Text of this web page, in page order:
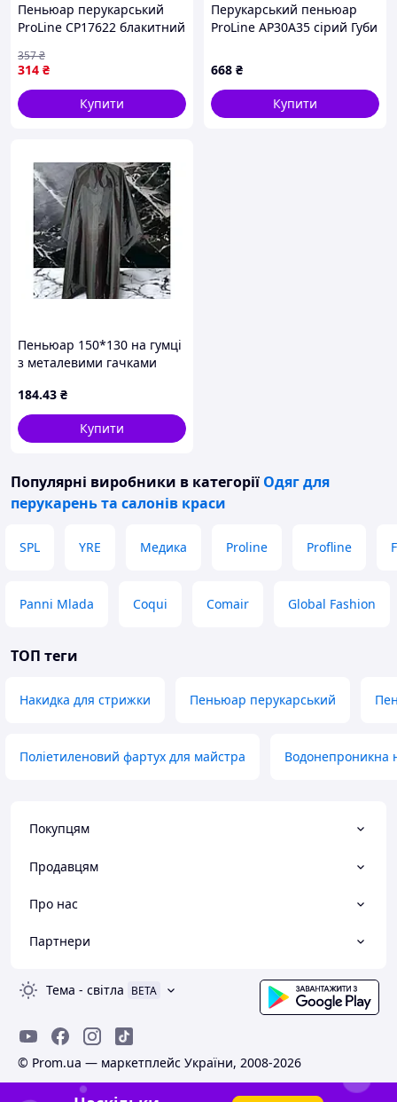
Пеньюар перукарський
ProLine CP17622 блакитний
314 ₴
357₴
Купити
Перукарський пеньюар
ProLine AP30A35 сірий Губи
668 ₴
Купити
Пеньюар 150*130 на гумці
з металевими гачками
EСТЕТ
184.43 ₴
Купити
Популярні виробники в категорії Одяг для
перукарень та салонів краси
SPL YRE Медика Proline Profline
Panni Mlada Coqui Comair Global Fashion
ТОП теги
Накидка для стрижки Пеньюар перукарський
Поліетиленовий фартух для майстра Водонепроникна
Покупцям
Продавцям
Про нас
Партнери
Тема - світла BETA
© Prom.ua — маркетплейс України, 2008-2026